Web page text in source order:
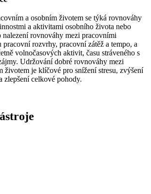
a osobním životem se týká rovnováhy
a aktivitami osobního života nebo
nalezení rovnováhy mezi pracovními
pracovní rozvrhy, pracovní zátěž a tempo, a
volnočasových aktivit, času stráveného s
Udržování dobré rovnováhy mezi
životem je klíčové pro snížení stresu, zvýšení
zlepšení celkové pohody.